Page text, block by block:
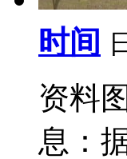
时间
资料
息：